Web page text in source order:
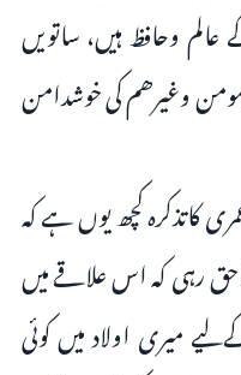
وحافظ ہیں، ساتویں
مومن وغیرھم کی خوشدامن
کاتذکرہ کچھ یوں ہے کہ
رہی کہ اس علاقے میں
میری اولاد میں کوئی